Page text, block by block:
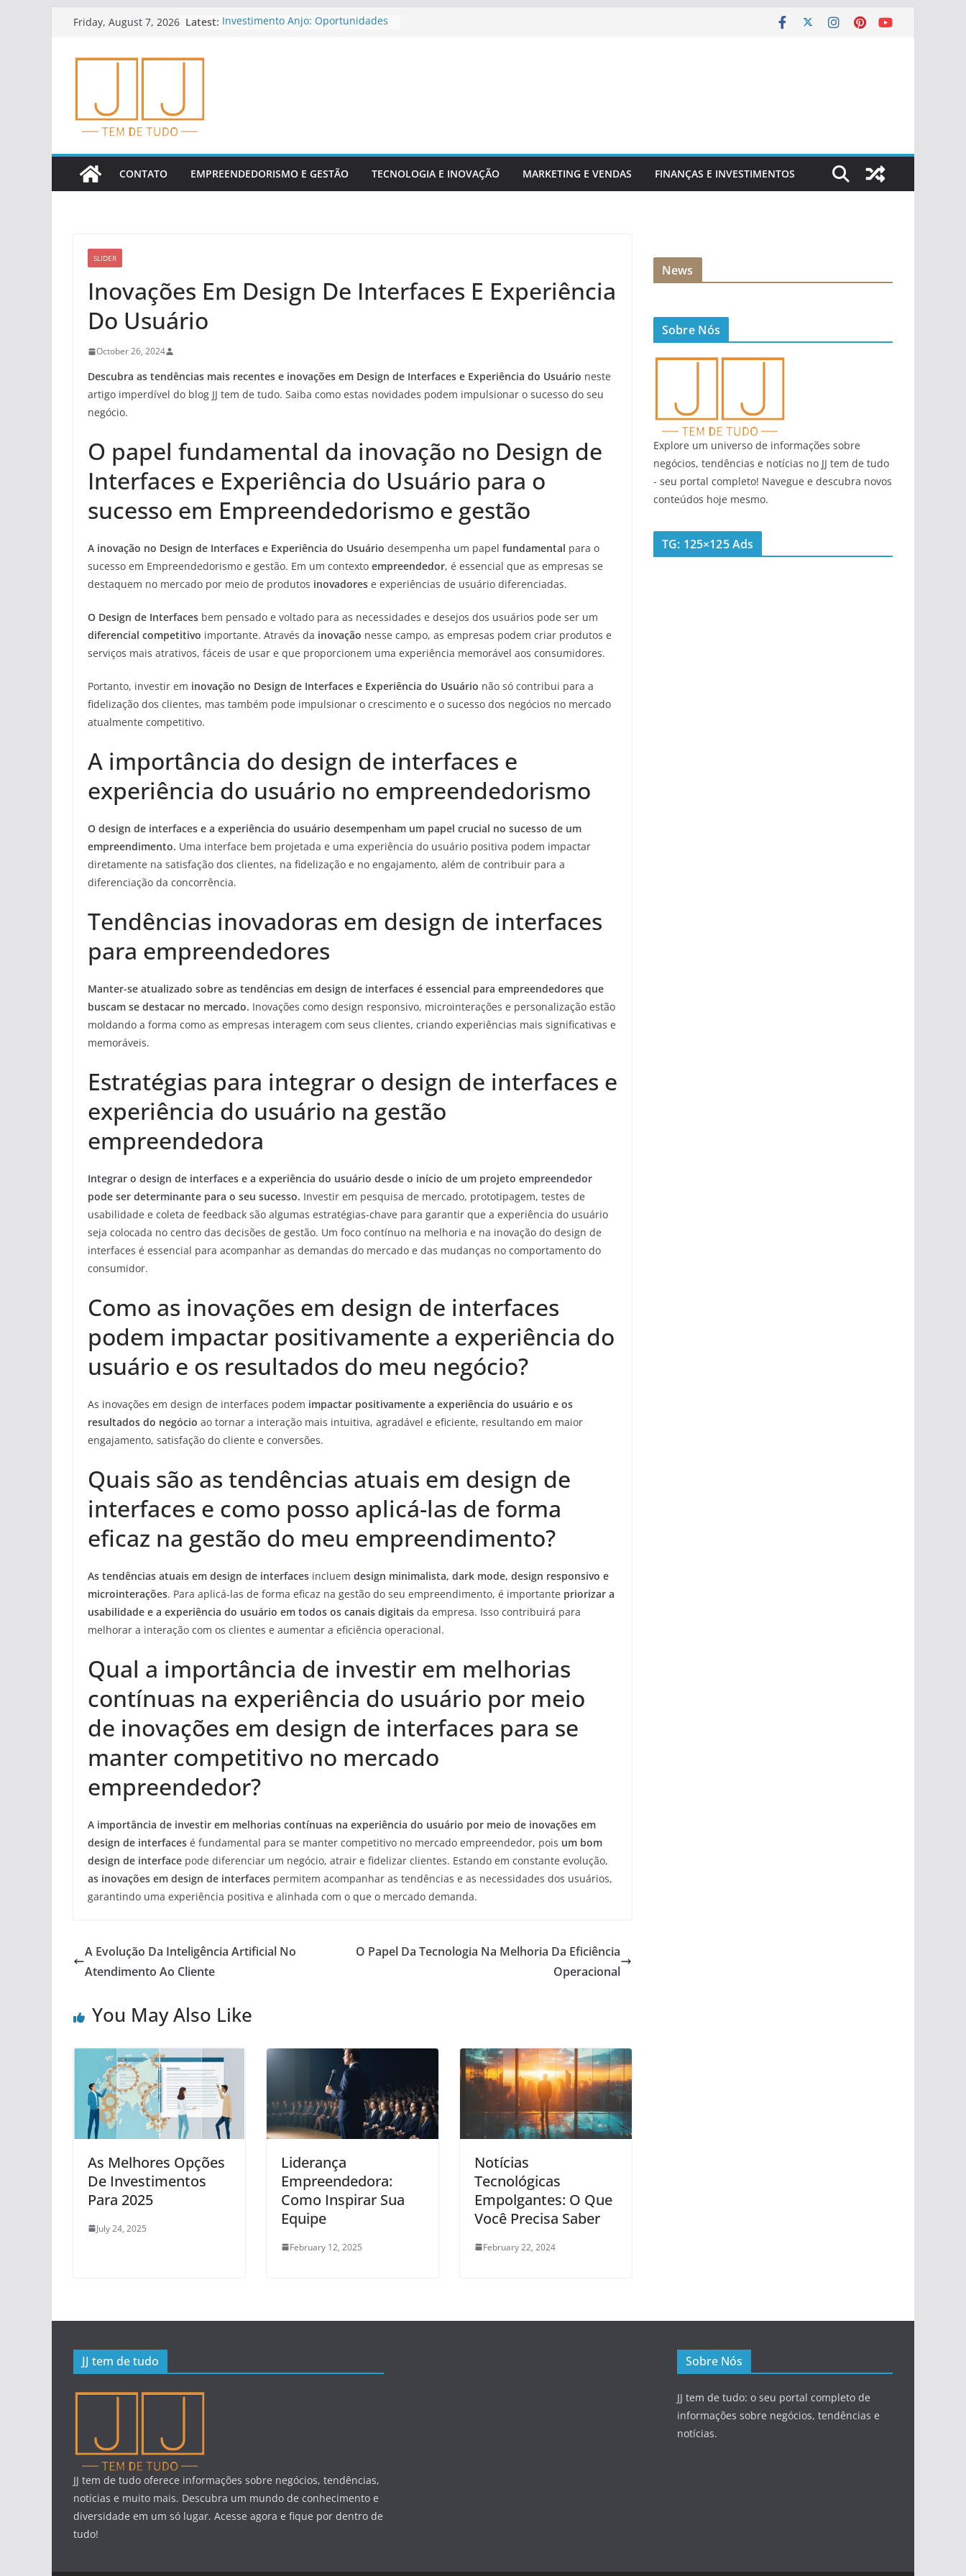
content
Friday, August 7, 2026 Latest: Investimento Anjo: Oportunidades
Financeiros
CONTATO
EMPREENDEDORISMO E GESTÃO TECNOLOGIA E INOVAÇÃO MARKETING E VENDAS FINANÇAS E INVESTIMENTOS
SLIDER
Inovações Em Design De Interfaces E Experiência
Do Usuário
October 26, 2024
Descubra as tendências mais recentes e inovações em Design de Interfaces e Experiência do Usuário neste
artigo imperdível do blog JJ tem de tudo. Saiba como estas novidades podem impulsionar o sucesso do seu
negócio.
O papel fundamental da inovação no Design de
Interfaces e Experiência do Usuário para o
sucesso em Empreendedorismo e gestão
A inovação no Design de Interfaces e Experiência do Usuário desempenha um papel fundamental para o
sucesso em Empreendedorismo e gestão. Em um contexto empreendedor, é essencial que as empresas se
destaquem no mercado por meio de produtos inovadores e experiências de usuário diferenciadas.
O Design de Interfaces bem pensado e voltado para as necessidades e desejos dos usuários pode ser um
diferencial competitivo importante. Através da inovação nesse campo, as empresas podem criar produtos e
serviços mais atrativos, fáceis de usar e que proporcionem uma experiência memorável aos consumidores.
Portanto, investir em inovação no Design de Interfaces e Experiência do Usuário não só contribui para a
fidelização dos clientes, mas também pode impulsionar o crescimento e o sucesso dos negócios no mercado
atualmente competitivo.
A importância do design de interfaces e
experiência do usuário no empreendedorismo
O design de interfaces e a experiência do usuário desempenham um papel crucial no sucesso de um
empreendimento. Uma interface bem projetada e uma experiência do usuário positiva podem impactar
diretamente na satisfação dos clientes, na fidelização e no engajamento, além de contribuir para a
diferenciação da concorrência.
Tendências inovadoras em design de interfaces
para empreendedores
Manter-se atualizado sobre as tendências em design de interfaces é essencial para empreendedores que
buscam se destacar no mercado. Inovações como design responsivo, microinterações e personalização estão
moldando a forma como as empresas interagem com seus clientes, criando experiências mais significativas e
memoráveis.
Estratégias para integrar o design de interfaces e
experiência do usuário na gestão
empreendedora
Integrar o design de interfaces e a experiência do usuário desde o início de um projeto empreendedor
pode ser determinante para o seu sucesso. Investir em pesquisa de mercado, prototipagem, testes de
usabilidade e coleta de feedback são algumas estratégias-chave para garantir que a experiência do usuário
seja colocada no centro das decisões de gestão. Um foco contínuo na melhoria e na inovação do design de
interfaces é essencial para acompanhar as demandas do mercado e das mudanças no comportamento do
consumidor.
Como as inovações em design de interfaces
podem impactar positivamente a experiência do
usuário e os resultados do meu negócio?
As inovações em design de interfaces podem impactar positivamente a experiência do usuário e os
resultados do negócio ao tornar a interação mais intuitiva, agradável e eficiente, resultando em maior
engajamento, satisfação do cliente e conversões.
Quais são as tendências atuais em design de
interfaces e como posso aplicá-las de forma
eficaz na gestão do meu empreendimento?
As tendências atuais em design de interfaces incluem design minimalista, dark mode, design responsivo e
microinterações. Para aplicá-las de forma eficaz na gestão do seu empreendimento, é importante priorizar a
usabilidade e a experiência do usuário em todos os canais digitais da empresa. Isso contribuirá para
melhorar a interação com os clientes e aumentar a eficiência operacional.
Qual a importância de investir em melhorias
contínuas na experiência do usuário por meio
de inovações em design de interfaces para se
manter competitivo no mercado
empreendedor?
A importância de investir em melhorias contínuas na experiência do usuário por meio de inovações em
design de interfaces é fundamental para se manter competitivo no mercado empreendedor, pois um bom
design de interface pode diferenciar um negócio, atrair e fidelizar clientes. Estando em constante evolução,
as inovações em design de interfaces permitem acompanhar as tendências e as necessidades dos usuários,
garantindo uma experiência positiva e alinhada com o que o mercado demanda.
A Evolução Da Inteligência Artificial No
Atendimento Ao Cliente
O Papel Da Tecnologia Na Melhoria Da Eficiência
Operacional
You May Also Like
As Melhores Opções
De Investimentos
Para 2025
July 24, 2025
Liderança
Empreendedora:
Como Inspirar Sua
Equipe
February 12, 2025
Notícias
Tecnológicas
Empolgantes: O Que
Você Precisa Saber
February 22, 2024
News
Sobre Nós
Explore um universo de informações sobre
negócios, tendências e notícias no JJ tem de tudo
- seu portal completo! Navegue e descubra novos
conteúdos hoje mesmo.
TG: 125×125 Ads
JJ tem de tudo
JJ tem de tudo oferece informações sobre negócios, tendências,
notícias e muito mais. Descubra um mundo de conhecimento e
diversidade em um só lugar. Acesse agora e fique por dentro de
tudo!
Sobre Nós
JJ tem de tudo: o seu portal completo de
informações sobre negócios, tendências e
notícias.